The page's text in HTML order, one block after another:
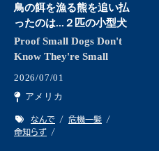
鳥の餌を漁る熊を追い払
ったのは...２匹の小型犬
Proof Small Dogs Don't
Know They're Small
2026/07/01
アメリカ
なんで
危機一髪
命知らず